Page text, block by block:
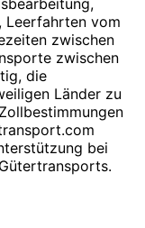
Leerfahrten vom
zwischen
zwischen
die
Länder zu
bei